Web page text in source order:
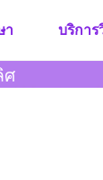
า บริการ
ศ